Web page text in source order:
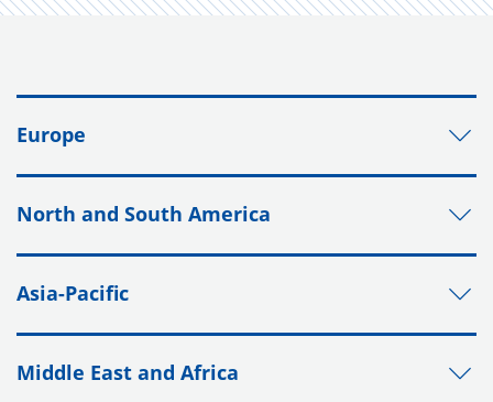
Europe
North and South America
Asia-Pacific
Middle East and Africa